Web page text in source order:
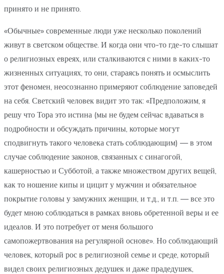
принято и не принято.
«Обычные» современные люди уже несколько поколений
живут в светском обществе. И когда они что-то где-то слышат
о религиозных евреях, или сталкиваются с ними в каких-то
жизненных ситуациях, то они, стараясь понять и осмыслить
этот феномен, неосознанно примеряют соблюдение заповедей
на себя. Светский человек видит это так: «Предположим, я
решу что Тора это истина (мы не будем сейчас вдаваться в
подробности и обсуждать причины, которые могут
сподвигнуть такого человека стать соблюдающим) — в этом
случае соблюдение законов, связанных с синагогой,
кашерностью и Субботой, а также множеством других вещей,
как то ношение кипы и цицит у мужчин и обязательное
покрытие головы у замужних женщин, и т.д., и т.п. — все это
будет мною соблюдаться в рамках вновь обретенной веры и ее
идеалов. И это потребует от меня большого
самопожертвования на регулярной основе». Но соблюдающий
человек, который рос в религиозной семье и среде, который
видел своих религиозных дедушек и даже прадедушек,